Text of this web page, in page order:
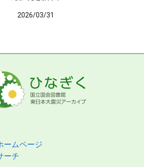
2026/03/31
ームページ
ーチ